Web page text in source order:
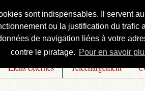
sont indispensables. Il servent
ou la justification du
de navigation liées à votre
contre le piratage. Pour en savoir
Liens externes Téléchargement